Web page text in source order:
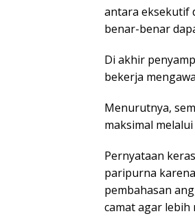
antara eksekutif
benar-benar
Di akhir
bekerja
Menurutnya,
maksimal
Pernyataan
paripurna
pembahasan
camat agar lebih